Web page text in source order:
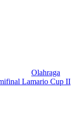
Olahraga
Lamario Cup II